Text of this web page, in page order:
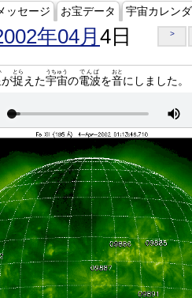
ッセージ お宝データ 宇宙カレン
年04月 4日 >
が捉
とら
えた宇宙
うちゅう
の電波
でんぱ
を音
おと
にしました。